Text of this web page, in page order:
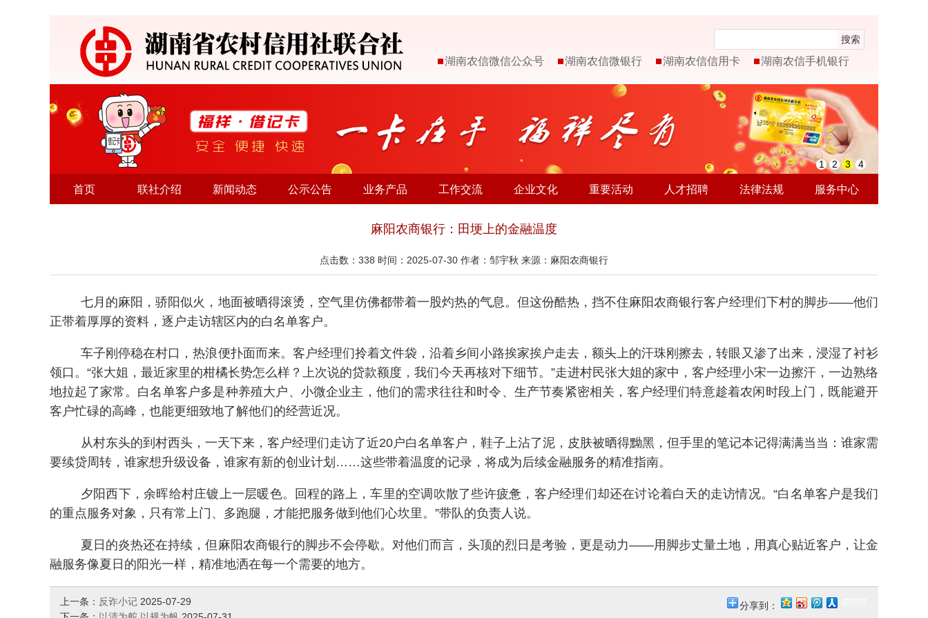
搜索
湖南农信微信公众号 湖南农信微银行 湖南农信信用卡 湖南农信手机银行
1 2 3 4
首页 联社介绍 新闻动态 公示公告 业务产品 工作交流 企业文化 重要活动 人才招聘 法律法规 服务中心
麻阳农商银行：田埂上的金融温度
点击数： 338 时间：2025-07-30 作者：邹宇秋 来源：麻阳农商银行
七月的麻阳，骄阳似火，地面被晒得滚烫，空气里仿佛都带着一股灼热的气息。但这份酷热，挡不住麻阳农商银行客户经理们下村的脚步——他们
正带着厚厚的资料，逐户走访辖区内的白名单客户。
车子刚停稳在村口，热浪便扑面而来。客户经理们拎着文件袋，沿着乡间小路挨家挨户走去，额头上的汗珠刚擦去，转眼又渗了出来，浸湿了衬衫
领口。“张大姐，最近家里的柑橘长势怎么样？上次说的贷款额度，我们今天再核对下细节。”走进村民张大姐的家中，客户经理小宋一边擦汗，一边熟络
地拉起了家常。白名单客户多是种养殖大户、小微企业主，他们的需求往往和时令、生产节奏紧密相关，客户经理们特意趁着农闲时段上门，既能避开
客户忙碌的高峰，也能更细致地了解他们的经营近况。
从村东头的到村西头，一天下来，客户经理们走访了近20户白名单客户，鞋子上沾了泥，皮肤被晒得黝黑，但手里的笔记本记得满满当当：谁家需
要续贷周转，谁家想升级设备，谁家有新的创业计划……这些带着温度的记录，将成为后续金融服务的精准指南。
夕阳西下，余晖给村庄镀上一层暖色。回程的路上，车里的空调吹散了些许疲惫，客户经理们却还在讨论着白天的走访情况。“白名单客户是我们
的重点服务对象，只有常上门、多跑腿，才能把服务做到他们心坎里。”带队的负责人说。
夏日的炎热还在持续，但麻阳农商银行的脚步不会停歇。对他们而言，头顶的烈日是考验，更是动力——用脚步丈量土地，用真心贴近客户，让金
融服务像夏日的阳光一样，精准地洒在每一个需要的地方。
分享到：
上一条： 反诈小记 2025-07-29